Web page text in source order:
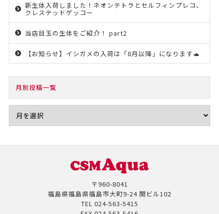
新生体入荷しました！ネオンテトラとセルフィンプレコ、
クレステッドゲッコー
当店目玉の生体をご紹介！ part2
【お知らせ】イシガメの入荷は「8月以降」になります🐢
月別投稿一覧
〒960-8041
福島県福島県福島市大町9-24 関ビル102
TEL 024-563-5415